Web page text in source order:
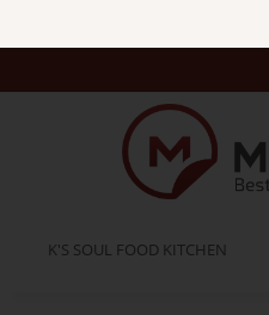
K'S SOUL FOOD KITCHEN